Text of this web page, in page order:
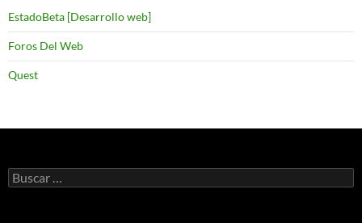
EstadoBeta [Desarrollo web]
Foros Del Web
Quest
Buscar: